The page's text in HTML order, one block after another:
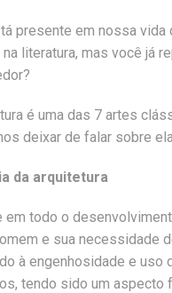
presente em nossa vida
na literatura, mas você já
é uma das 7 artes
deixar de falar sobre
da arquitetura
em todo o
e sua necessidade
à engenhosidade e
tendo sido um aspecto